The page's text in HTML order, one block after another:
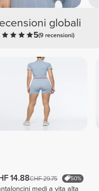
globali
5(9 recensioni)
14.88CHF 29.75 50%
medi a vita alta